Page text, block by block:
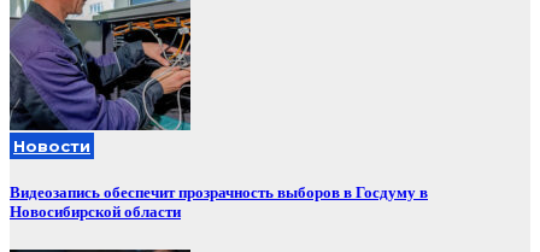
Новости
Видеозапись обеспечит прозрачность выборов в Госдуму в
Новосибирской области